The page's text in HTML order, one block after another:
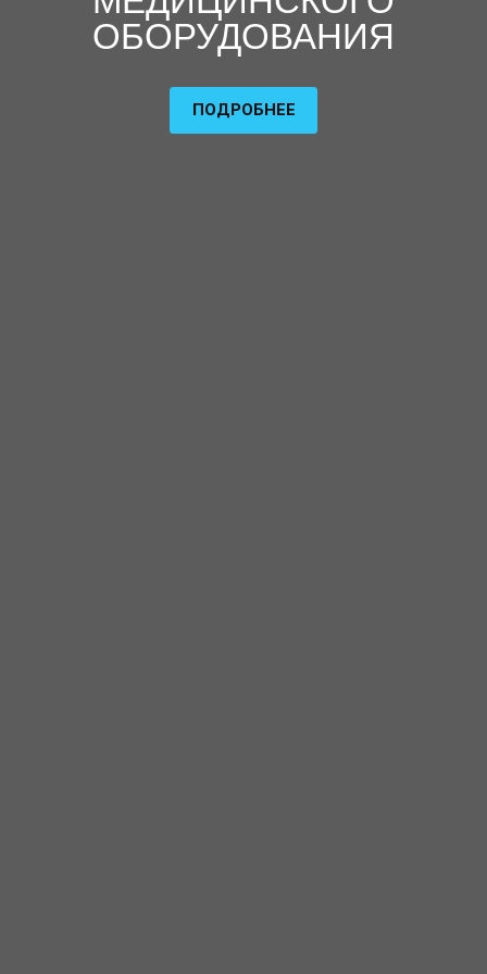
ОБОРУДОВАНИЯ
ПОДРОБНЕЕ